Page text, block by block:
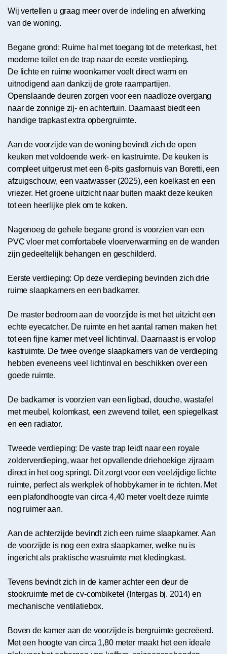
Wij vertellen u graag meer over de indeling en afwerking
van de woning.
Begane grond: Ruime hal met toegang tot de meterkast, het
moderne toilet en de trap naar de eerste verdieping.
De lichte en ruime woonkamer voelt direct warm en
uitnodigend aan dankzij de grote raampartijen.
Openslaande deuren zorgen voor een naadloze overgang
naar de zonnige zij- en achtertuin. Daarnaast biedt een
handige trapkast extra opbergruimte.
Aan de voorzijde van de woning bevindt zich de open
keuken met voldoende werk- en kastruimte. De keuken is
compleet uitgerust met een 6-pits gasfornuis van Boretti, een
afzuigschouw, een vaatwasser (2025), een koelkast en een
vriezer. Het groene uitzicht naar buiten maakt deze keuken
tot een heerlijke plek om te koken.
Nagenoeg de gehele begane grond is voorzien van een
PVC vloer met comfortabele vloerverwarming en de wanden
zijn gedeeltelijk behangen en geschilderd.
Eerste verdieping: Op deze verdieping bevinden zich drie
ruime slaapkamers en een badkamer.
De master bedroom aan de voorzijde is met het uitzicht een
echte eyecatcher. De ruimte en het aantal ramen maken het
tot een fijne kamer met veel lichtinval. Daarnaast is er volop
kastruimte. De twee overige slaapkamers van de verdieping
hebben eveneens veel lichtinval en beschikken over een
goede ruimte.
De badkamer is voorzien van een ligbad, douche, wastafel
met meubel, kolomkast, een zwevend toilet, een spiegelkast
en een radiator.
Tweede verdieping: De vaste trap leidt naar een royale
zolderverdieping, waar het opvallende driehoekige zijraam
direct in het oog springt. Dit zorgt voor een veelzijdige lichte
ruimte, perfect als werkplek of hobbykamer in te richten. Met
een plafondhoogte van circa 4,40 meter voelt deze ruimte
nog ruimer aan.
Aan de achterzijde bevindt zich een ruime slaapkamer. Aan
de voorzijde is nog een extra slaapkamer, welke nu is
ingericht als praktische wasruimte met kledingkast.
Tevens bevindt zich in de kamer achter een deur de
stookruimte met de cv-combiketel (Intergas bj. 2014) en
mechanische ventilatiebox.
Boven de kamer aan de voorzijde is bergruimte gecreëerd.
Met een hoogte van circa 1,80 meter maakt het een ideale